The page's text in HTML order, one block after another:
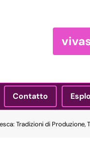
Contatto
Tradizioni di